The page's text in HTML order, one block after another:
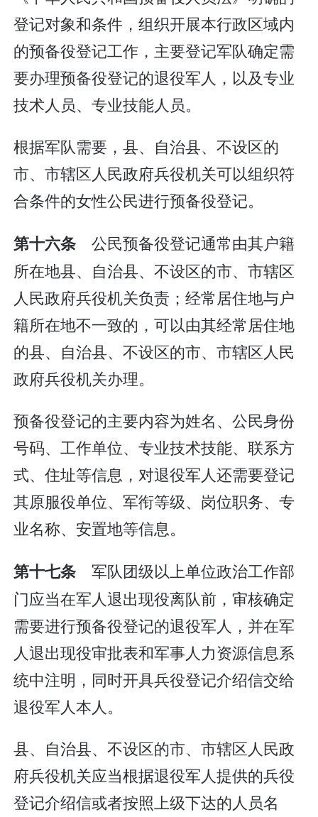
登记对象和条件，组织开展本行政区域内
的预备役登记工作，主要登记军队确定需
要办理预备役登记的退役军人，以及专业
技术人员、专业技能人员。
根据军队需要，县、自治县、不设区的
市、市辖区人民政府兵役机关可以组织符
合条件的女性公民进行预备役登记。
第十六条公民预备役登记通常由其户籍
所在地县、自治县、不设区的市、市辖区
人民政府兵役机关负责；经常居住地与户
籍所在地不一致的，可以由其经常居住地
的县、自治县、不设区的市、市辖区人民
政府兵役机关办理。
预备役登记的主要内容为姓名、公民身份
号码、工作单位、专业技术技能、联系方
式、住址等信息，对退役军人还需要登记
其原服役单位、军衔等级、岗位职务、专
业名称、安置地等信息。
第十七条军队团级以上单位政治工作部
门应当在军人退出现役离队前，审核确定
需要进行预备役登记的退役军人，并在军
人退出现役审批表和军事人力资源信息系
统中注明，同时开具兵役登记介绍信交给
退役军人本人。
县、自治县、不设区的市、市辖区人民政
府兵役机关应当根据退役军人提供的兵役
登记介绍信或者按照上级下达的人员名